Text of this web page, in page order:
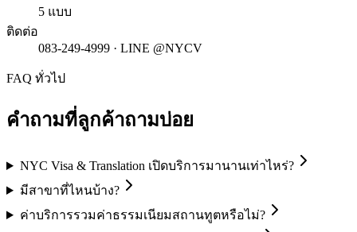
5 แบบ
ติดต่อ
083-249-4999 · LINE @NYCV
FAQ ทั่วไป
คำถามที่ลูกค้าถามบ่อย
NYC Visa & Translation เปิดบริการมานานเท่าไหร่?
มีสาขาที่ไหนบ้าง?
ค่าบริการรวมค่าธรรมเนียมสถานทูตหรือไม่?